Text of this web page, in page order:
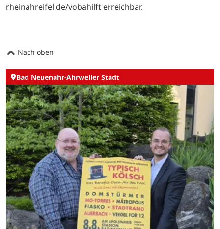
rheinahreifel.de/vobahilft erreichbar.
Nach oben
Bad Neuenahr-Ahrweiler Stadt